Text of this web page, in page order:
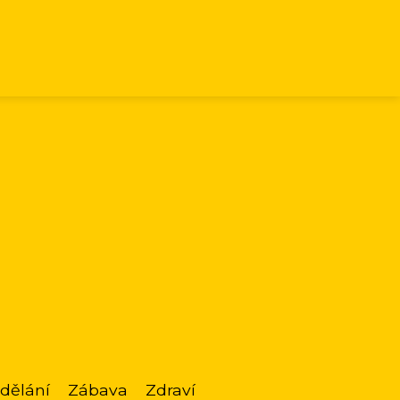
Zábava Zdraví